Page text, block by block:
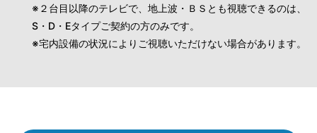
※２台目以降のテレビで、地上波・ＢＳとも視聴できるのは、
S・D・Eタイプご契約の方のみです。
※宅内設備の状況によりご視聴いただけない場合があります。